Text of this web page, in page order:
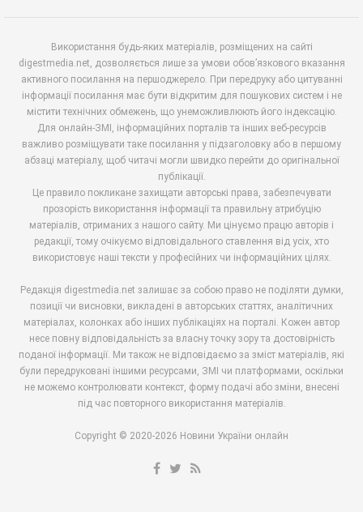
Використання будь-яких матеріалів, розміщених на сайті
digestmedia.net, дозволяється лише за умови обов’язкового вказання
активного посилання на першоджерело. При передруку або цитуванні
інформації посилання має бути відкритим для пошукових систем і не
містити технічних обмежень, що унеможливлюють його індексацію.
Для онлайн-ЗМІ, інформаційних порталів та інших веб-ресурсів
важливо розміщувати таке посилання у підзаголовку або в першому
абзаці матеріалу, щоб читачі могли швидко перейти до оригінальної
публікації.
Це правило покликане захищати авторські права, забезпечувати
прозорість використання інформації та правильну атрибуцію
матеріалів, отриманих з нашого сайту. Ми цінуємо працю авторів і
редакції, тому очікуємо відповідального ставлення від усіх, хто
використовує наші тексти у професійних чи інформаційних цілях.
Редакція digestmedia.net залишає за собою право не поділяти думки,
позиції чи висновки, викладені в авторських статтях, аналітичних
матеріалах, колонках або інших публікаціях на порталі. Кожен автор
несе повну відповідальність за власну точку зору та достовірність
поданої інформації. Ми також не відповідаємо за зміст матеріалів, які
були передруковані іншими ресурсами, ЗМІ чи платформами, оскільки
не можемо контролювати контекст, форму подачі або зміни, внесені
під час повторного використання матеріалів.
Copyright © 2020-2026 Новини України онлайн